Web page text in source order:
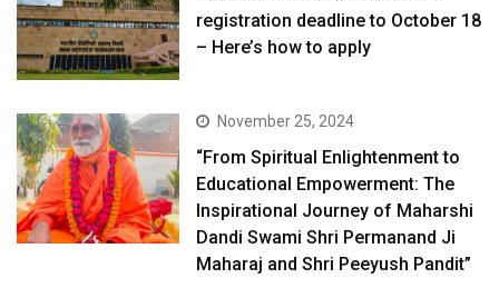
registration deadline to October 18
– Here’s how to apply
November 25, 2024
“From Spiritual Enlightenment to
Educational Empowerment: The
Inspirational Journey of Maharshi
Dandi Swami Shri Permanand Ji
Maharaj and Shri Peeyush Pandit”